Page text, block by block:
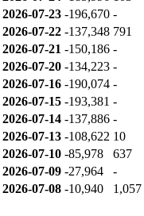
2026-07-23 -196,670 -
2026-07-22 -137,348 791
2026-07-21 -150,186 -
2026-07-20 -134,223 -
2026-07-16 -190,074 -
2026-07-15 -193,381 -
2026-07-14 -137,886 -
2026-07-13 -108,622 10
2026-07-10 -85,978 637
2026-07-09 -27,964 -
2026-07-08 -10,940 1,057